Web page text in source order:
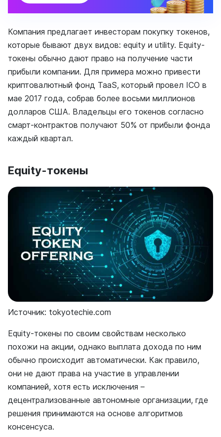
Компания предлагает инвесторам покупку токенов,
которые бывают двух видов: equity и utility. Equity-
токены обычно дают право на получение части
прибыли компании. Для примера можно привести
криптовалютный фонд TaaS, который провел ICO в
мае 2017 года, собрав более восьми миллионов
долларов США. Владельцы его токенов согласно
смарт-контрактов получают 50% от прибыли фонда
каждый квартал.
Equity-токены
Источник: tokyotechie.com
Equity-токены по своим свойствам несколько
похожи на акции, однако выплата дохода по ним
обычно происходит автоматически. Как правило,
они не дают права на участие в управлении
компанией, хотя есть исключения –
децентрализованные автономные организации, где
решения принимаются на основе алгоритмов
консенсуса.